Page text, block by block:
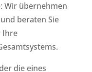
Wir übernehmen
beraten Sie
Ihre
die eines